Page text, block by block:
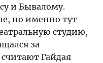
и Бывалому.
но именно тут
студию,
за
Гайдая